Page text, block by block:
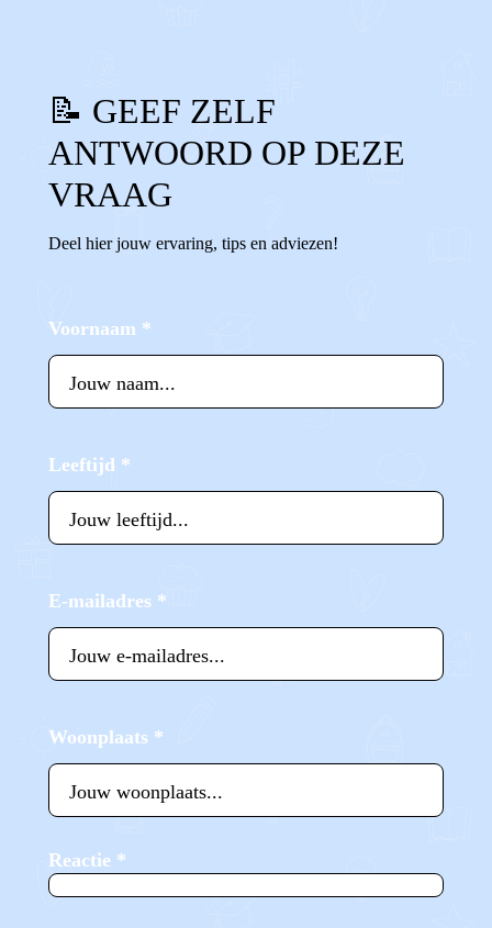
📝 GEEF ZELF
ANTWOORD OP DEZE
VRAAG
Deel hier jouw ervaring, tips en adviezen!
Voornaam *
Leeftijd *
E-mailadres *
Woonplaats *
Reactie *